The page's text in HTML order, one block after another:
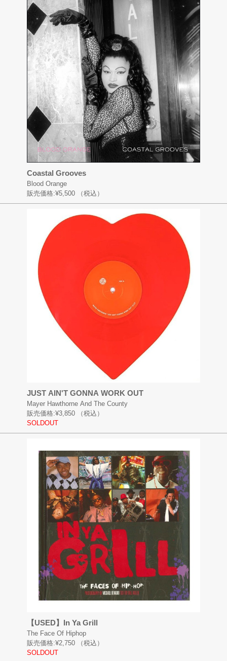
Coastal Grooves
Blood Orange
販売価格:¥5,500 （税込）
JUST AIN'T GONNA WORK OUT
Mayer Hawthorne And The County
販売価格:¥3,850
（税込）
SOLDOUT
【USED】In Ya Grill
The Face Of Hiphop
販売価格:¥2,750
（税込）
SOLDOUT